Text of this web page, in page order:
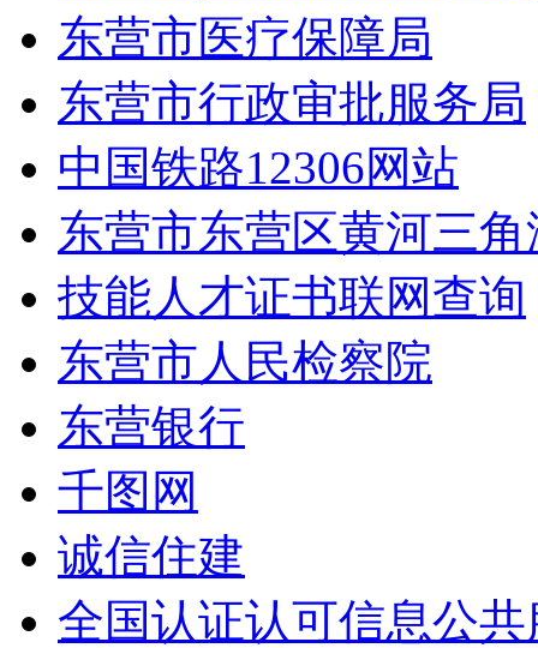
东营市医疗保障局
东营市行政审批服务局
中国铁路12306网站
东营市东营区黄河三
技能人才证书联网查询
东营市人民检察院
东营银行
千图网
诚信住建
全国认证认可信息公